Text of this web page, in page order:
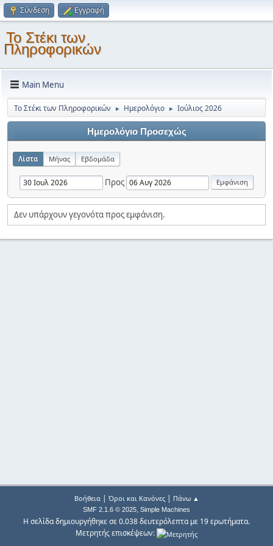
Σύνδεση Εγγραφή
Το Στέκι των
Πληροφορικών
Main Menu
Το Στέκι των Πληροφορικών ► Ημερολόγιο ► Ιούλιος 2026
Ημερολόγιο Προσεχώς
Λίστα Μήνας Εβδομάδα
Προς
Δεν υπάρχουν γεγονότα προς εμφάνιση.
Βοήθεια| Όροι και Κανόνες| Πάνω ▲
SMF 2.1.6 © 2025, Simple Machines
Η σελίδα δημιουργήθηκε σε 0.038 δευτερόλεπτα με 19 ερωτήματα.
Μετρητής επισκέψεων: